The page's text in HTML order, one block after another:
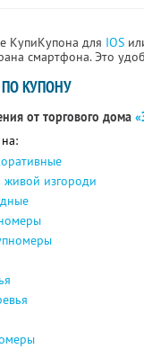
КупиКупона для IOS
смартфона. Это
КУПОНУ
от торгового дома
живой изгороди